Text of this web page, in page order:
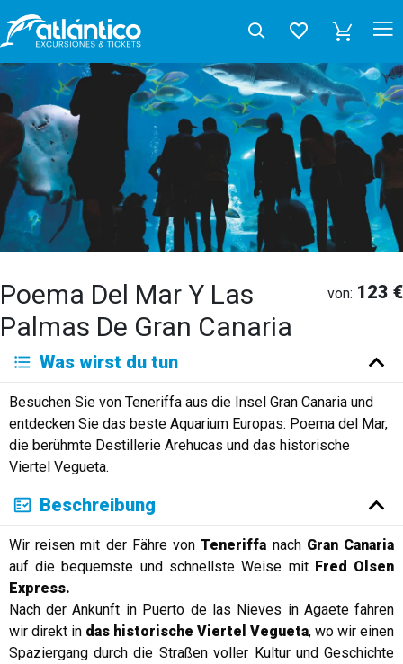
Poema Del Mar Y Las
Palmas De Gran Canaria
von: 123 €
Was wirst du tun
Besuchen Sie von Teneriffa aus die Insel Gran Canaria und
entdecken Sie das beste Aquarium Europas: Poema del Mar,
die berühmte Destillerie Arehucas und das historische
Viertel Vegueta.
Beschreibung
Wir reisen mit der Fähre vonTeneriffa nach Gran Canaria
auf die bequemste und schnellste Weise mit Fred Olsen
Express.
Nach der Ankunft in Puerto de las Nieves in Agaete fahren
wir direkt in das historische Viertel Vegueta, wo wir einen
Spaziergang durch die Straßen voller Kultur und Geschichte